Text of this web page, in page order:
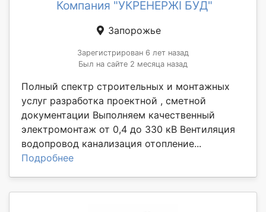
Компания "УКРЕНЕРЖІ БУД"
Запорожье
Зарегистрирован 6 лет назад
Был на сайте 2 месяца назад
Полный спектр строительных и монтажных
услуг разработка проектной , сметной
документации Выполняем качественный
электромонтаж от 0,4 до 330 кВ Вентиляция
водопровод канализация отопление...
Подробнее